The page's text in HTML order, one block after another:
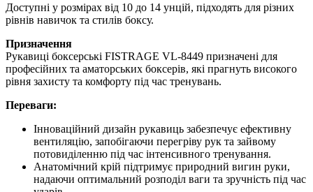
Доступні у розмірах від 10 до 14 унцій, підходять для різних
рівнів навичок та стилів боксу.
Призначення
Рукавиці боксерські FISTRAGE VL-8449 призначені для
професійних та аматорських боксерів, які прагнуть високого
рівня захисту та комфорту під час тренувань.
Переваги:
Інноваційний дизайн рукавиць забезпечує ефективну
вентиляцію, запобігаючи перегріву рук та зайвому
потовиділенню під час інтенсивного тренування.
Анатомічний крій підтримує природний вигин руки,
надаючи оптимальний розподіл ваги та зручність під час